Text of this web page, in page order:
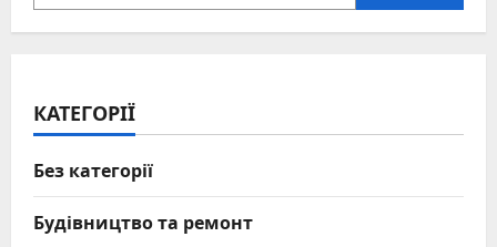
КАТЕГОРІЇ
Без категорії
Будівництво та ремонт